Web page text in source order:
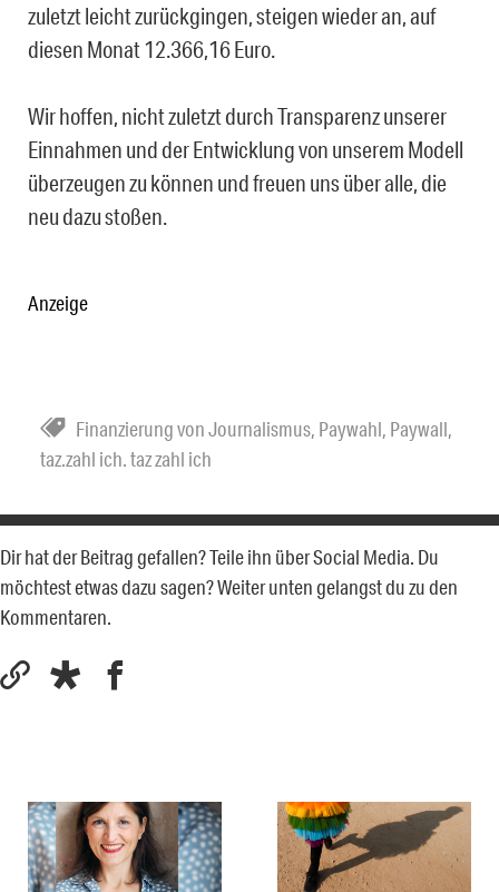
zuletzt leicht zurückgingen, steigen wieder an, auf
diesen Monat 12.366,16 Euro.
Wir hoffen, nicht zuletzt durch Transparenz unserer
Einnahmen und der Entwicklung von unserem Modell
überzeugen zu können und freuen uns über alle, die
neu dazu stoßen.
Anzeige
Finanzierung von Journalismus, Paywahl, Paywall,
taz.zahl ich. taz zahl ich
Dir hat der Beitrag gefallen? Teile ihn über Social Media. Du
möchtest etwas dazu sagen? Weiter unten gelangst du zu den
Kommentaren.